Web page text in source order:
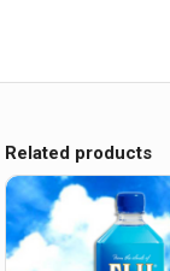
Related products